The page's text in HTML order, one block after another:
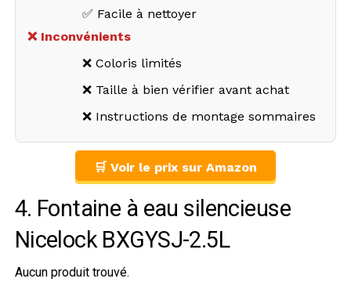
✅ Facile à nettoyer
❌ Inconvénients
❌ Coloris limités
❌ Taille à bien vérifier avant achat
❌ Instructions de montage sommaires
🛒 Voir le prix sur Amazon
4. Fontaine à eau silencieuse
Nicelock ‎BXGYSJ-2.5L
Aucun produit trouvé.